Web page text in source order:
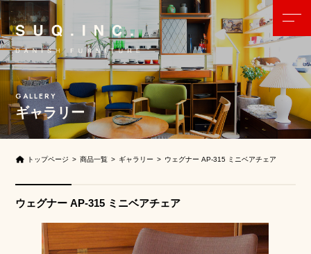
ギャラリー
トップページ 商品一覧 ギャラリー ウェグナー AP-315 ミニベアチェア
ウェグナー AP-315 ミニベアチェア